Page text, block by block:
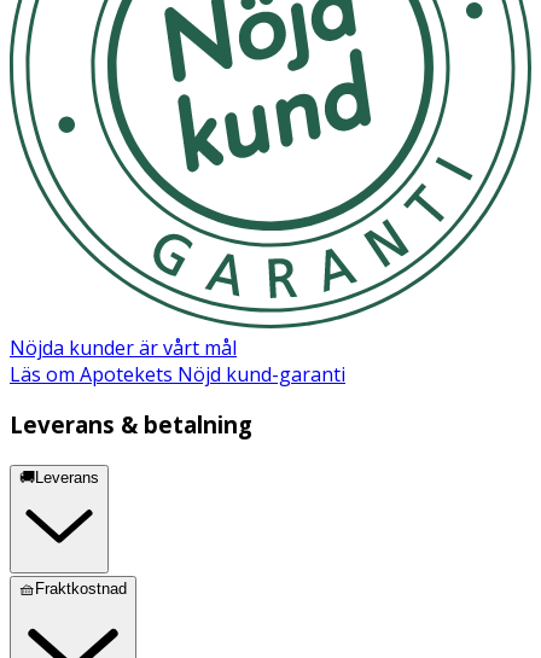
Nöjda kunder är vårt mål
Läs om Apotekets Nöjd kund-garanti
Leverans & betalning
🚚Leverans
🧺Fraktkostnad